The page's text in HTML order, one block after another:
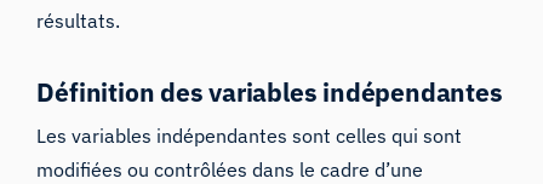
résultats.
Définition des variables indépendantes
Les variables indépendantes sont celles qui sont
modifiées ou contrôlées dans le cadre d’une